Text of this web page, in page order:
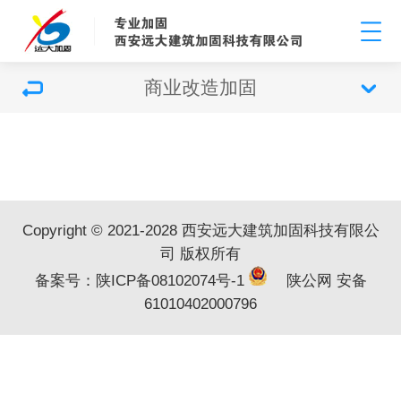
商业改造加固
Copyright © 2021-2028 西安远大建筑加固科技有限公
司 版权所有
备案号： 陕ICP备08102074号-1
陕公网 安备
61010402000796